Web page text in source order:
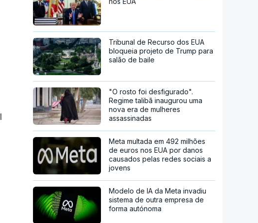
Tribunal de Recurso dos EUA
bloqueia projeto de Trump para
salão de baile
"O rosto foi desfigurado".
Regime talibã inaugurou uma
nova era de mulheres
assassinadas
Meta multada em 492 milhões
de euros nos EUA por danos
causados pelas redes sociais a
jovens
Modelo de IA da Meta invadiu
sistema de outra empresa de
forma autónoma